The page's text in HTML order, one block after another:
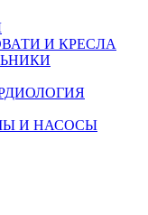
И КРЕСЛА
И НАСОСЫ